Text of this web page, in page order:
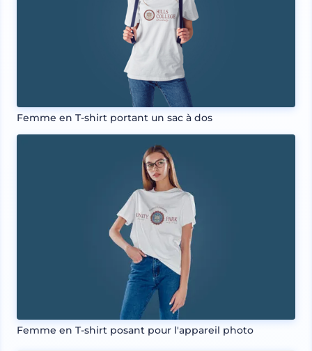
Femme en T-shirt portant un sac à dos
Femme en T-shirt posant pour l'appareil photo